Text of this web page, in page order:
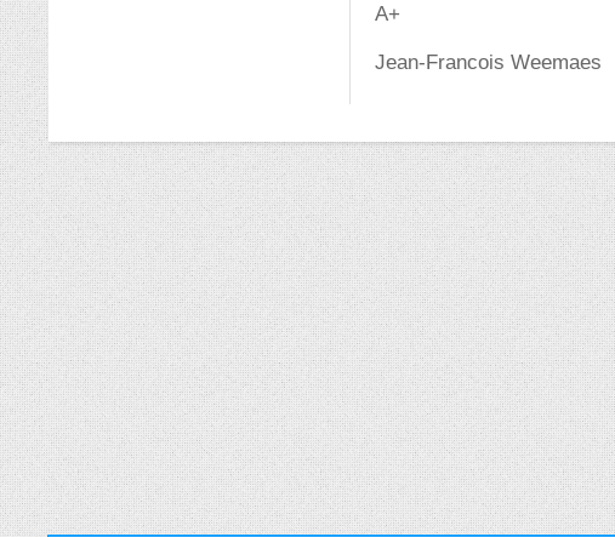
A+
Jean-Francois Weemaes